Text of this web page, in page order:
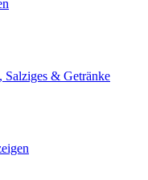
Salziges & Getränke